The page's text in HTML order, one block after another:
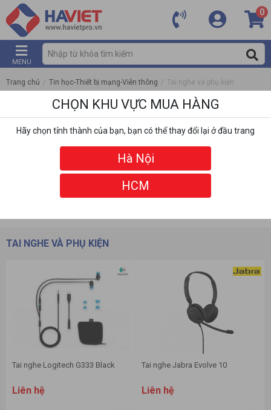
0
MENU
Trang chủ / Tin học-Thiết bị mạng-Viễn thông / Tai nghe và phụ kiện
TAI NGHE VÀ PHỤ KIỆN
Tai nghe Logitech G333 Black
Liên hệ
Tai nghe Jabra Evolve 10
Liên hệ
CHỌN KHU VỰC MUA HÀNG
Hãy chọn tỉnh thành của bạn, bạn có thể thay đổi lại ở đầu trang
Hà Nội
HCM